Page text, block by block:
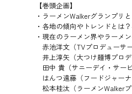
【巻頭企画】
・ラーメンWalkerグランプリ
・各地の傾向やトレンドとは
・現在のラーメン界やラーメ
赤池洋文（TVプロデューサ
井上淳矢（大つけ麺博プロ
田中 貴（サニーデイ・サー
はんつ遠藤（フードジャー
松本桂汰（ラーメンWalker